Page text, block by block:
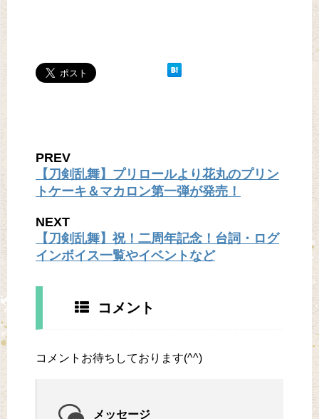
PREV
【刀剣乱舞】プリロールより花丸のプリン
トケーキ＆マカロン第一弾が発売！
NEXT
【刀剣乱舞】祝！二周年記念！台詞・ログ
インボイス一覧やイベントなど
コメント
コメントお待ちしております(^^)
メッセージ